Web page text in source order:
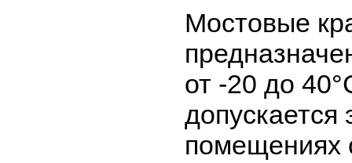
Мостовые
от -20 до
допускается
помещениях